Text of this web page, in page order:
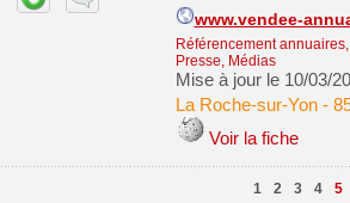
www.vendee-
Référencement
Presse, Médias
Mise à jour le 10/03/
La Roche-sur-Yon-
Voir la fiche
1 2 3 4 5